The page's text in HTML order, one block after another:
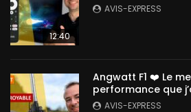
12:40
AVIS-EXPRESS
Angwatt F1 ❤️ Le
performance que
AVIS-EXPRESS